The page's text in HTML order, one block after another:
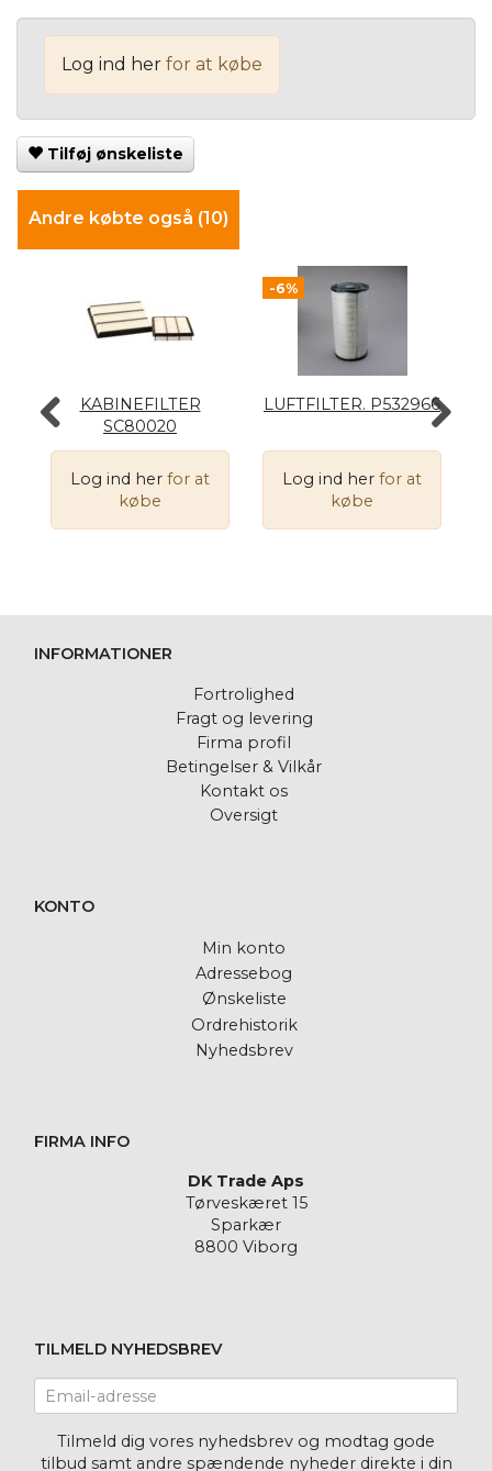
Log ind her for at købe
Tilføj ønskeliste
Andre købte også (10)
KABINEFILTER
SC80020
Log ind her for at
købe
-6%
LUFTFILTER. P532966
Log ind her for at
købe
INFORMATIONER
Fortrolighed
Fragt og levering
Firma profil
Betingelser & Vilkår
Kontakt os
Oversigt
KONTO
Min konto
Adressebog
Ønskeliste
Ordrehistorik
Nyhedsbrev
FIRMA INFO
DK Trade Aps
Tørveskæret 15
Sparkær
8800 Viborg
TILMELD NYHEDSBREV
adresse
Tilmeld dig vores nyhedsbrev og modtag gode
tilbud samt andre spændende nyheder direkte i din